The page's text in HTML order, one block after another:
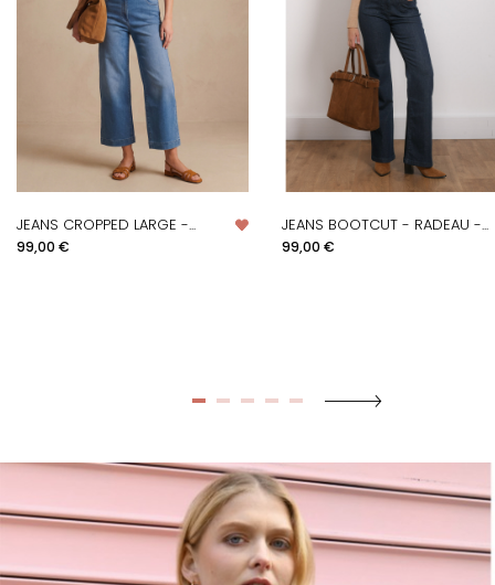
JEANS CROPPED LARGE -...
Prix
99,00 €
JEANS BOOTCUT - RADEAU -...
Prix
99,00 €